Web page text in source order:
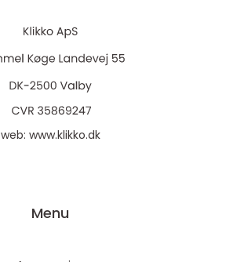
web: www.klikko.dk
Menu